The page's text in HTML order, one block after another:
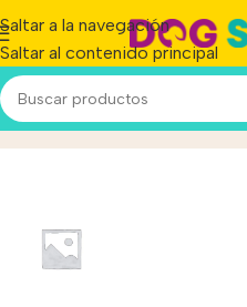
Saltar a la navegación
Saltar al contenido principal
Plástico /